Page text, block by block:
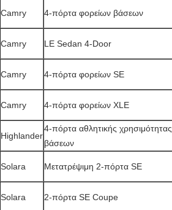
Camry 4-πόρτα φορείων βάσεων
Camry LE Sedan 4-Door
Camry 4-πόρτα φορείων SE
Camry 4-πόρτα φορείων XLE
Highlander
4-πόρτα αθλητικής χρησιμότητας
βάσεων
Solara Μετατρέψιμη 2-πόρτα SE
Solara 2-πόρτα SE Coupe